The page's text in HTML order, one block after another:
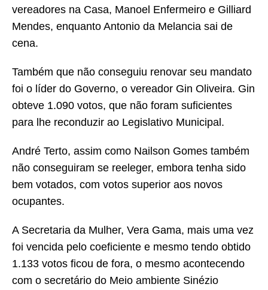
vereadores na Casa, Manoel Enfermeiro e Gilliard
Mendes, enquanto Antonio da Melancia sai de
cena.
Também que não conseguiu renovar seu mandato
foi o líder do Governo, o vereador Gin Oliveira. Gin
obteve 1.090 votos, que não foram suficientes
para lhe reconduzir ao Legislativo Municipal.
André Terto, assim como Nailson Gomes também
não conseguiram se reeleger, embora tenha sido
bem votados, com votos superior aos novos
ocupantes.
A Secretaria da Mulher, Vera Gama, mais uma vez
foi vencida pelo coeficiente e mesmo tendo obtido
1.133 votos ficou de fora, o mesmo acontecendo
com o secretário do Meio ambiente Sinézio